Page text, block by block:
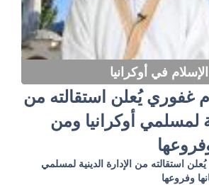
الإسلام في أوكرانيا
غفوري يُعلن استقالته من
لمسلمي أوكرانيا ومن
استقالته من الإدارة الدينية لمسلمي
وفروعها